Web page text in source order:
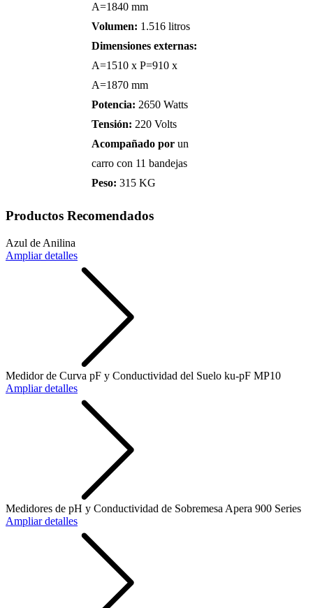
A=1840 mm
Volumen: 1.516 litros
Dimensiones externas:
A=1510 x P=910 x
A=1870 mm
Potencia: 2650 Watts
Tensión: 220 Volts
Acompañado por un
carro con 11 bandejas
Peso: 315 KG
Productos Recomendados
Azul de Anilina
Ampliar detalles
Medidor de Curva pF y Conductividad del Suelo ku-pF MP10
Ampliar detalles
Medidores de pH y Conductividad de Sobremesa Apera 900 Series
Ampliar detalles